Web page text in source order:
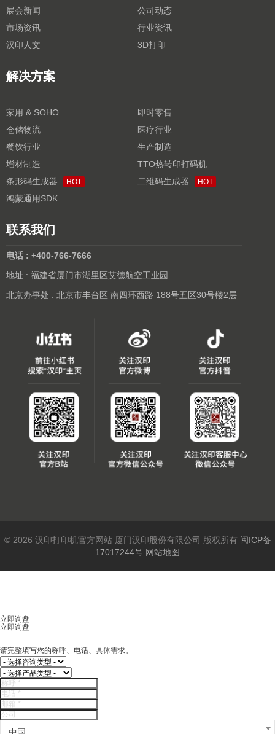
展会新闻
公司动态
市场资讯
行业资讯
汉印人文
3D打印
解决方案
家用 & SOHO
即时零售
仓储物流
医疗行业
餐饮行业
生产制造
增材制造
TTO热转印打码机
条形码生成器
HOT 二维码生成器 HOT
鸿蒙通用SDK
联系我们
电话 : +400-766-7666
地址 : 福建省厦门市湖里区艾德航空工业园
北京办事处 : 北京市丰台区 南四环西路 188号五区30号楼2层
© 2026 汉印打印机官方网站 厦门汉印股份有限公司 版权所有 闽ICP备
17017244号 网站地图
立即询盘
立即询盘
请完整填写您的称呼、电话、具体需求。